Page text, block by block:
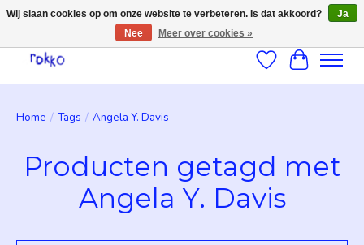
Verlanglijst
Home / Tags / Angela Y. Davis
Producten getagd met
Angela Y. Davis
Wij slaan cookies op om onze website te verbeteren. Is dat akkoord?
Ja
Nee
Meer over cookies »